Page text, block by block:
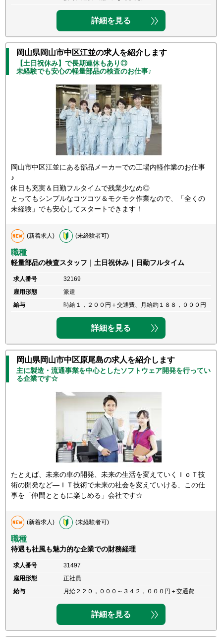
詳細を見る
岡山県岡山市中区江並の求人を紹介します
【土日祝休み】で長期連休もあり◎
未経験でも安心の軽量部品の検査のお仕事♪
岡山市中区江並にある部品メーカーでの工場内軽作業のお仕事
♪
休日も充実＆日勤フルタイムで残業少なめ◎
とってもシンプルなコツコツ＆モクモク作業なので、「全くの
未経験」でも安心してスタートできます！
(新着求人) (未経験者可)
職種
軽量部品の検査スタッフ｜土日祝休み｜日勤フルタイム
求人番号
32169
雇用形態
派遣
給与
時給１，２００円＋交通費、月給約１８８，０００円
詳細を見る
岡山県岡山市中区原尾島の求人を紹介します
主に製造・流通事業を中心としたソフトウェア開発を行ってい
る企業です☆
たとえば、未来の車の開発、未来の生活を変えていくＩｏＴ技
術の開発など―ＩＴ技術で未来の社会を変えていける、この仕
事を「仲間とともに楽しめる」会社です☆
(新着求人) (未経験者可)
職種
待遇も社風も魅力的な企業での財務経理
求人番号
31497
雇用形態
正社員
給与
月給２２０，０００～３４２，０００円＋交通費
詳細を見る